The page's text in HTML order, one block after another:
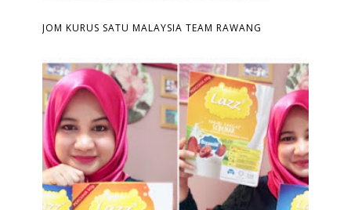
JOM KURUS SATU MALAYSIA TEAM RAWANG